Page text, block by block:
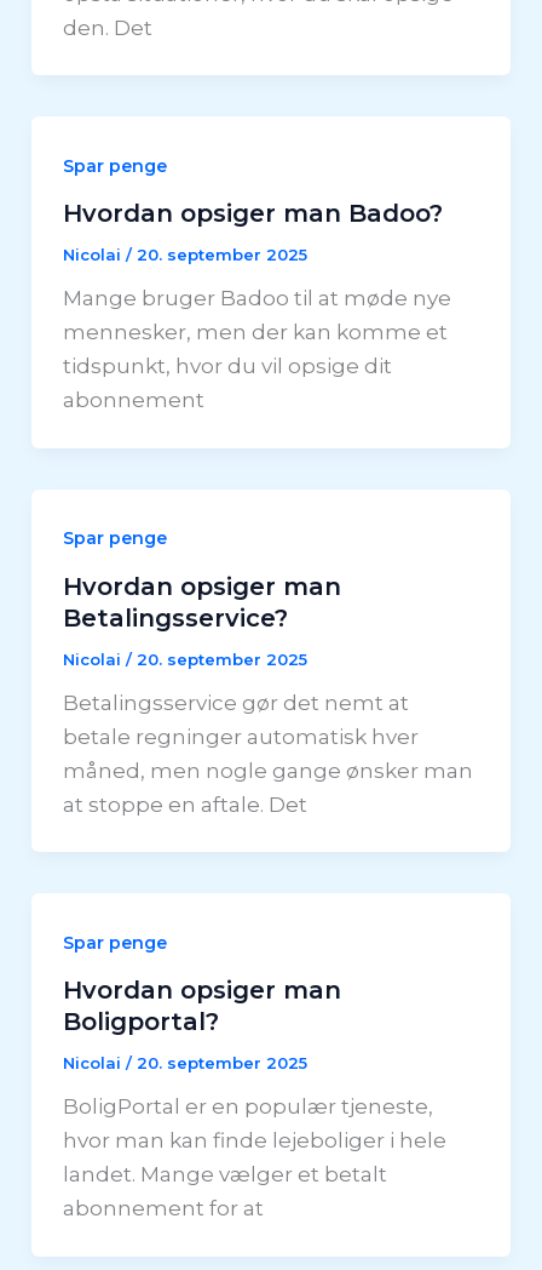
den. Det
Spar penge
Hvordan opsiger man Badoo?
Nicolai /20. september 2025
Mange bruger Badoo til at møde nye
mennesker, men der kan komme et
tidspunkt, hvor du vil opsige dit
abonnement
Spar penge
Hvordan opsiger man
Betalingsservice?
Nicolai /20. september 2025
Betalingsservice gør det nemt at
betale regninger automatisk hver
måned, men nogle gange ønsker man
at stoppe en aftale. Det
Spar penge
Hvordan opsiger man
Boligportal?
Nicolai /20. september 2025
BoligPortal er en populær tjeneste,
hvor man kan finde lejeboliger i hele
landet. Mange vælger et betalt
abonnement for at